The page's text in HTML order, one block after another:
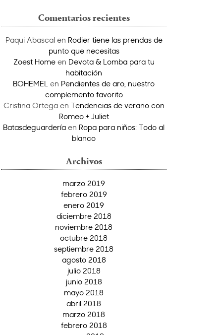
Comentarios recientes
Paqui Abascalen Rodier tiene las prendas de
punto que necesitas
Zoest Homeen Devota & Lomba para tu
habitación
BOHEMEL en Pendientes de aro, nuestro
complemento favorito
Cristina Ortegaen Tendencias de verano con
Romeo + Juliet
Batasdeguardería en Ropa para niños: Todo al
blanco
Archivos
marzo 2019
febrero 2019
enero 2019
diciembre 2018
noviembre 2018
octubre 2018
septiembre 2018
agosto 2018
julio 2018
junio 2018
mayo 2018
abril 2018
marzo 2018
febrero 2018